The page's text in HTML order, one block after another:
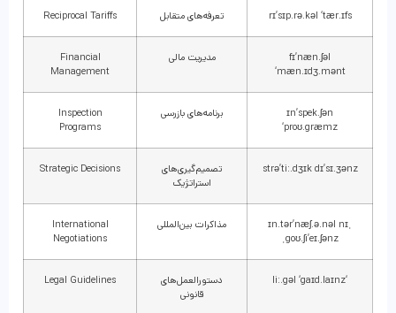
rɪ’sɪp.rə.kəl ‘tær.ɪfs تعرفه‌های متقابل Reciprocal Tariffs
fɪ’næn.ʃəl
‘mæn.ɪdʒ.mənt
مدیریت مالی
Financial
Management
ɪn’spek.ʃən
‘proʊ.græmz
برنامه‌های بازرسی
Inspection
Programs
strə’tiː.dʒɪk dɪ’sɪ.ʒənz
تصمیم‌گیری‌های
استراتژیک
Strategic Decisions
ˌɪn.tər’næʃ.ə.nəl nɪ
ˌgoʊ.ʃi’eɪ.ʃənz
مذاکرات بین‌المللی
International
Negotiations
‘liː.gəl ‘gaɪd.laɪnz
دستورالعمل‌های
قانونی
Legal Guidelines